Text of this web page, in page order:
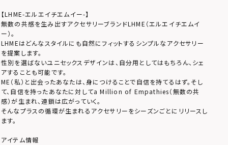
【LHME-エルエイチエムイー-】
無数の共感を生み出すアクセサリーブランドLHME（エルエイチエムイ
ー）。
LHMEはどんなスタイルにも自然にフィットするシンプルなアクセサリー
を提案します。
性別を選ばないユニセックスデザインは、自分用としてはもちろん、シェ
アすることも可能です。
ME（私）と出会ったあなたは、身につけることで自信を持てるはず。そし
て、自信を持ったあなたに対してa Million of Empathies（無数の共
感）が生まれ、連鎖は広がっていく。
そんなプラスの循環が生まれるアクセサリーをシーズンごとにリリースし
ます。
アイテム情報